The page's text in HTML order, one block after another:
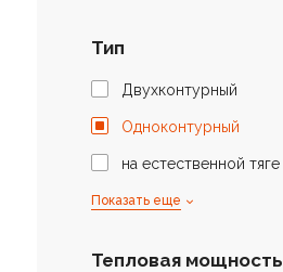
Тип
Двухконтурный
Одноконтурный
на естественной тяге
Показать еще
Тепловая мощность